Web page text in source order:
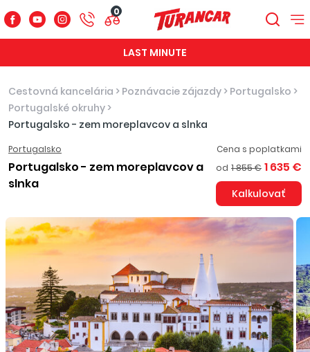
0
LAST MINUTE
Cestovná kancelária > Poznávacie zájazdy > Portugalsko >
Portugalské okruhy >
Portugalsko - zem moreplavcov a slnka
Portugalsko
Portugalsko - zem moreplavcov a
slnka
Cena s poplatkami
od 1 855 € 1 635 €
Kalkulovať